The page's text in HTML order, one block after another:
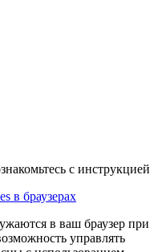
с инструкцией
в браузерах
в ваш браузер при
управлять